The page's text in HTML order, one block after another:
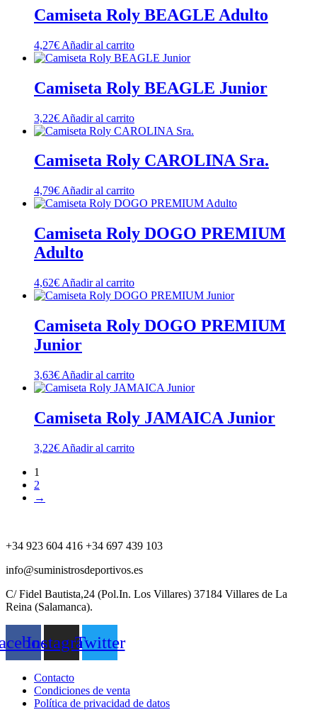
Camiseta Roly BEAGLE Adulto
4,27€ Añadir al carrito
Camiseta Roly BEAGLE Junior
3,22€ Añadir al carrito
Camiseta Roly CAROLINA Sra.
4,79€ Añadir al carrito
Camiseta Roly DOGO PREMIUM
Adulto
4,62€ Añadir al carrito
Camiseta Roly DOGO PREMIUM
Junior
3,63€ Añadir al carrito
Camiseta Roly JAMAICA Junior
3,22€ Añadir al carrito
1
2
→
+34 923 604 416 +34 697 439 103
info@suministrosdeportivos.es
C/ Fidel Bautista,24 (Pol.In. Los Villares) 37184 Villares de La
Reina (Salamanca).
InstagramTwitter
Contacto
Condiciones de venta
Política de privacidad de datos